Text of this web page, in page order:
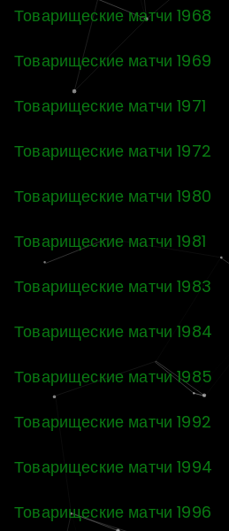
Товарищеские матчи 1968
Товарищеские матчи 1969
Товарищеские матчи 1971
Товарищеские матчи 1972
Товарищеские матчи 1980
Товарищеские матчи 1981
Товарищеские матчи 1983
Товарищеские матчи 1984
Товарищеские матчи 1985
Товарищеские матчи 1992
Товарищеские матчи 1994
Товарищеские матчи 1996